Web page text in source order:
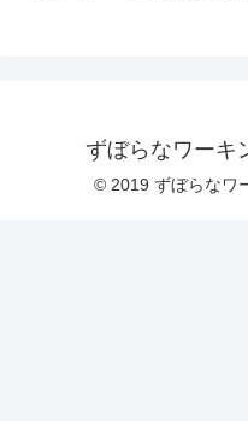
ずぼらなワーキ
© 2019 ずぼらなワ